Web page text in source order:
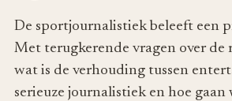
De sportjournalistiek beleeft een
Met terugkerende vragen over de
wat is de verhouding tussen
serieuze journalistiek en hoe gaan